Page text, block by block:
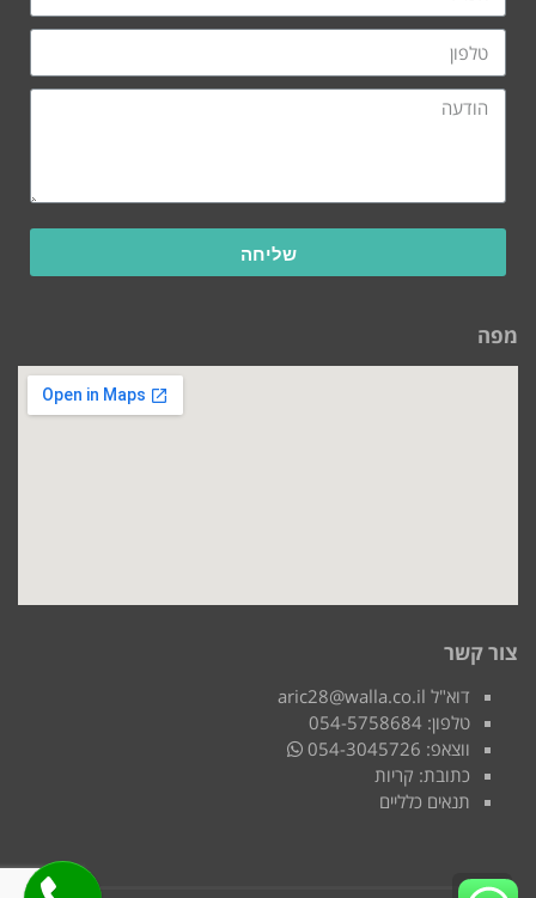
שליחה
מפה
צור קשר
דוא"ל aric28@walla.co.il
טלפון: 054-5758684
ווצאפ: 054-3045726
כתובת: קריות
תנאים כלליים